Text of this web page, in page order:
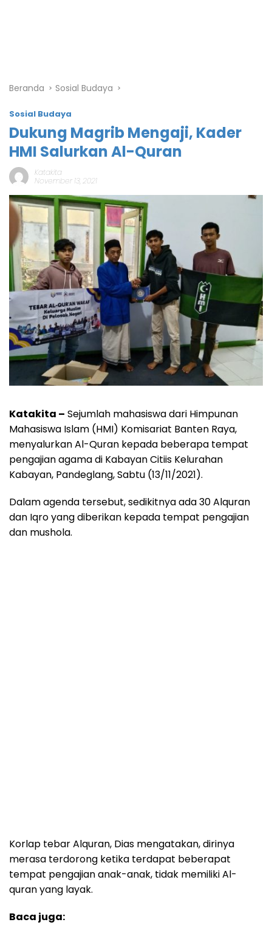
Beranda Sosial Budaya
Sosial Budaya
Dukung Magrib Mengaji, Kader
HMI Salurkan Al-Quran
Katakita
November 13, 2021
Katakita – Sejumlah mahasiswa dari Himpunan
Mahasiswa Islam (HMI) Komisariat Banten Raya,
menyalurkan Al-Quran kepada beberapa tempat
pengajian agama di Kabayan Citiis Kelurahan
Kabayan, Pandeglang, Sabtu (13/11/2021).
Dalam agenda tersebut, sedikitnya ada 30 Alquran
dan Iqro yang diberikan kepada tempat pengajian
dan mushola.
Korlap tebar Alquran, Dias mengatakan, dirinya
merasa terdorong ketika terdapat beberapat
tempat pengajian anak-anak, tidak memiliki Al-
quran yang layak.
Baca juga: